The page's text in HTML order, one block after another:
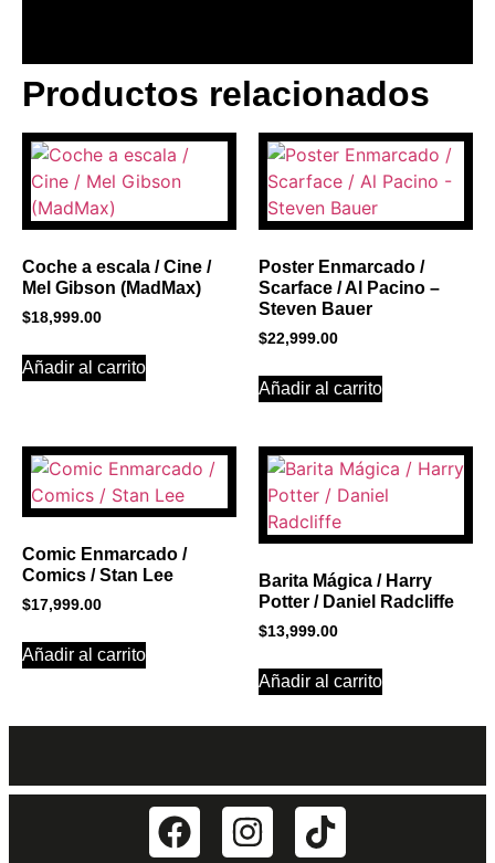
BANNER CON
PROMOCIONES 1
Click Here
Productos relacionados
Coche a escala / Cine /
Mel Gibson (MadMax)
$18,999.00
Añadir al carrito
Poster Enmarcado /
Scarface / Al Pacino –
Steven Bauer
$22,999.00
Añadir al carrito
Comic Enmarcado /
Comics / Stan Lee
$17,999.00
Añadir al carrito
Barita Mágica / Harry
Potter / Daniel Radcliffe
$13,999.00
Añadir al carrito